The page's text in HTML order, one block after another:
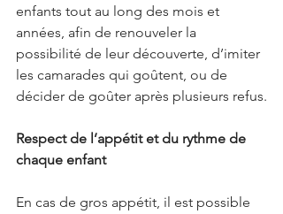
enfants tout au long des mois et
années, afin de renouveler la
possibilité de leur découverte, d’imiter
les camarades qui goûtent, ou de
décider de goûter après plusieurs refus.
Respect de l’appétit et du rythme de
chaque enfant
En cas de gros appétit, il est possible